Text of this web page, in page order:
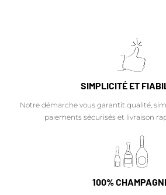
SIMPLICITÉ ET
Notre démarche vous garantit qualité,
paiements sécurisés et livraison
100%